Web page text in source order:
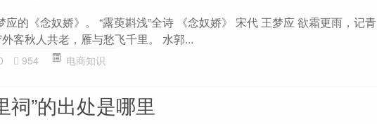
应的《念奴娇》。 “露萸斟浅”全诗 《念奴娇》 宋代 王梦应 欲霜更雨，记青
客秋人共老，雁与愁飞千里。 水郭...
954 电商知识
祠”的出处是哪里